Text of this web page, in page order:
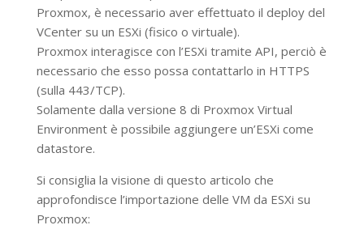
Proxmox, è necessario aver effettuato il deploy del
VCenter su un ESXi (fisico o virtuale).
Proxmox interagisce con l’ESXi tramite API, perciò è
necessario che esso possa contattarlo in HTTPS
(sulla 443/TCP).
Solamente dalla versione 8 di Proxmox Virtual
Environment è possibile aggiungere un’ESXi come
datastore.
Si consiglia la visione di questo articolo che
approfondisce l’importazione delle VM da ESXi su
Proxmox: